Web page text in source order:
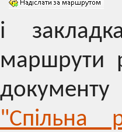
і
маршрути
"Спільна